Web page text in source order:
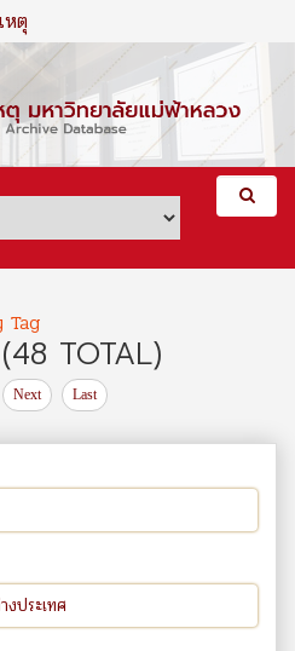
หตุ
Tag
TOTAL)
Next Last